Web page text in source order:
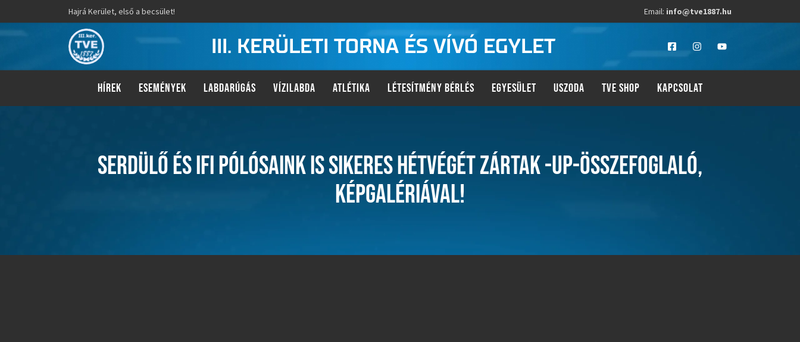
Hajrá Kerület, első a becsület! Email: info@tve1887.hu
III. KERÜLETI TORNA ÉS VÍVÓ EGYLET
HÍREK ESEMÉNYEK LABDARÚGÁS VÍZILABDA ATLÉTIKA LÉTESÍTMÉNY BÉRLÉS EGYESÜLET USZODA TVE SHOP KAPCSOLAT
SERDÜLŐ ÉS IFI PÓLÓSAINK IS SIKERES HÉTVÉGÉT ZÁRTAK -UP-ÖSSZEFOGLALÓ,
KÉPGALÉRIÁVAL!